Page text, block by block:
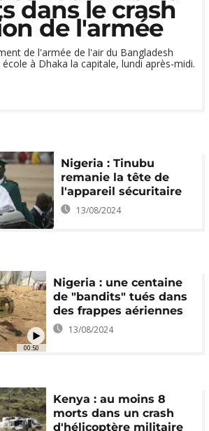
dans le crash
de l'armée
de l'armée de l'air du Bangladesh
à Dhaka la capitale, lundi après-midi.
Nigeria : Tinubu
remanie la tête de
l'appareil sécuritaire
13/08/2024
00:50
Nigeria : une centaine
de "bandits" tués dans
des frappes aériennes
13/08/2024
Kenya : au moins 8
morts dans un crash
d'hélicoptère militaire